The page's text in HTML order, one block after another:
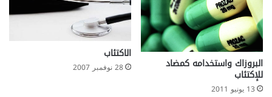
البروزاك واستخدامه كمضاد
للإكتئاب
13 يونيو 2011
الاكتئاب
28 نوفمبر 2007